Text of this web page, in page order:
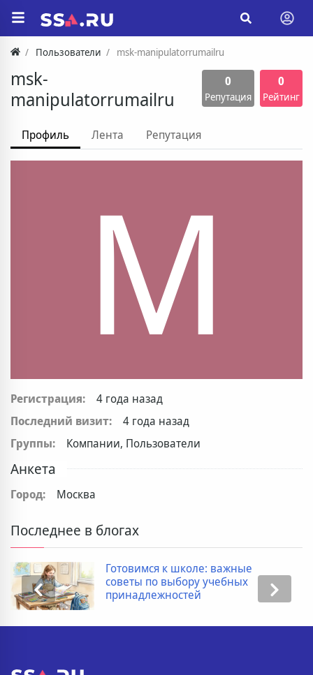
Пользователи msk-manipulatorrumailru
msk-
manipulatorrumailru
0
Репутация
0
Рейтинг
Профиль Лента Репутация
M
Регистрация:
4 года назад
Последний визит:
4 года назад
Группы:
Компании, Пользователи
Анкета
Город: Москва
Последнее в блогах
Готовимся к школе: важные
советы по выбору учебных
принадлежностей